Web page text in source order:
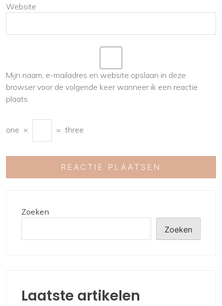
Website
Mijn naam, e-mailadres en website opslaan in deze
browser voor de volgende keer wanneer ik een reactie
plaats.
one × = three
Zoeken
Zoeken
Laatste artikelen